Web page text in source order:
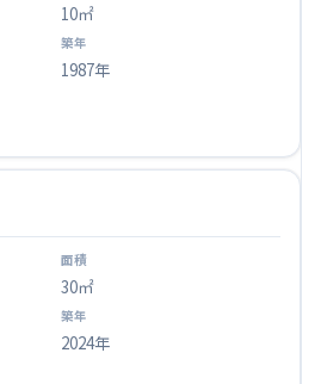
10㎡
1987年
30㎡
2024年